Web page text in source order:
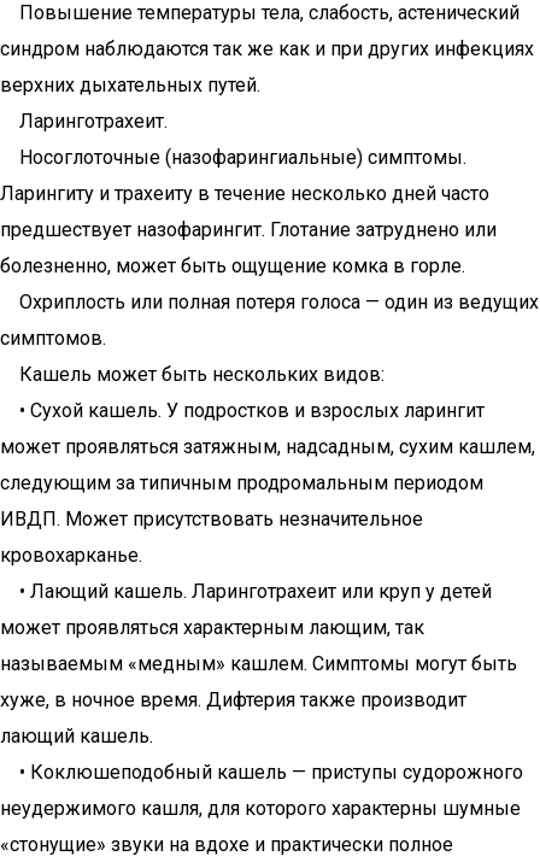
Повышение температуры тела, слабость, астенический
синдром наблюдаются так же как и при других инфекциях
верхних дыхательных путей.
Ларинготрахеит.
Носоглоточные (назофарингиальные) симптомы.
Ларингиту и трахеиту в течение несколько дней часто
предшествует назофарингит. Глотание затруднено или
болезненно, может быть ощущение комка в горле.
Охриплость или полная потеря голоса — один из ведущих
симптомов.
Кашель может быть нескольких видов:
• Сухой кашель. У подростков и взрослых ларингит
может проявляться затяжным, надсадным, сухим кашлем,
следующим за типичным продромальным периодом
ИВДП. Может присутствовать незначительное
кровохарканье.
• Лающий кашель. Ларинготрахеит или круп у детей
может проявляться характерным лающим, так
называемым «медным» кашлем. Симптомы могут быть
хуже, в ночное время. Дифтерия также производит
лающий кашель.
• Коклюшеподобный кашель — приступы судорожного
неудержимого кашля, для которого характерны шумные
«стонущие» звуки на вдохе и практически полное